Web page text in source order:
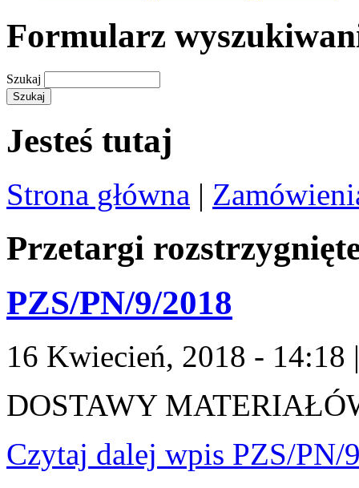
Formularz
Szukaj
Jesteś tutaj
Strona główna |
Przetargi
PZS/PN/9/2018
16 Kwiecień, 2018 - 14:18
DOSTAWY
Czytaj dalej wpis PZS/PN/